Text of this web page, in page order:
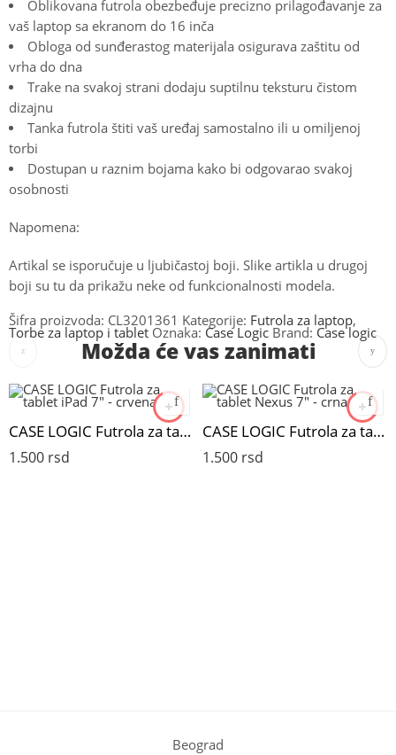
Oblikovana futrola obezbeđuje precizno prilagođavanje za
vaš laptop sa ekranom do 16 inča
Obloga od sunđerastog materijala osigurava zaštitu od
vrha do dna
Trake na svakoj strani dodaju suptilnu teksturu čistom
dizajnu
Tanka futrola štiti vaš uređaj samostalno ili u omiljenoj
torbi
Dostupan u raznim bojama kako bi odgovarao svakoj
osobnosti
Napomena:
Artikal se isporučuje u ljubičastoj boji. Slike artikla u drugoj
boji su tu da prikažu neke od funkcionalnosti modela.
Šifra proizvoda: CL3201361 Kategorije: Futrola za laptop,
Torbe za laptop i tablet Oznaka: Case Logic Brand: Case logic
Možda će vas zanimati
CASE LOGIC Futrola za tablet iPad 7" - crvena
1.500 rsd
CASE LOGIC Futrola za tablet Nexus 7" - crna
1.500 rsd
Beograd